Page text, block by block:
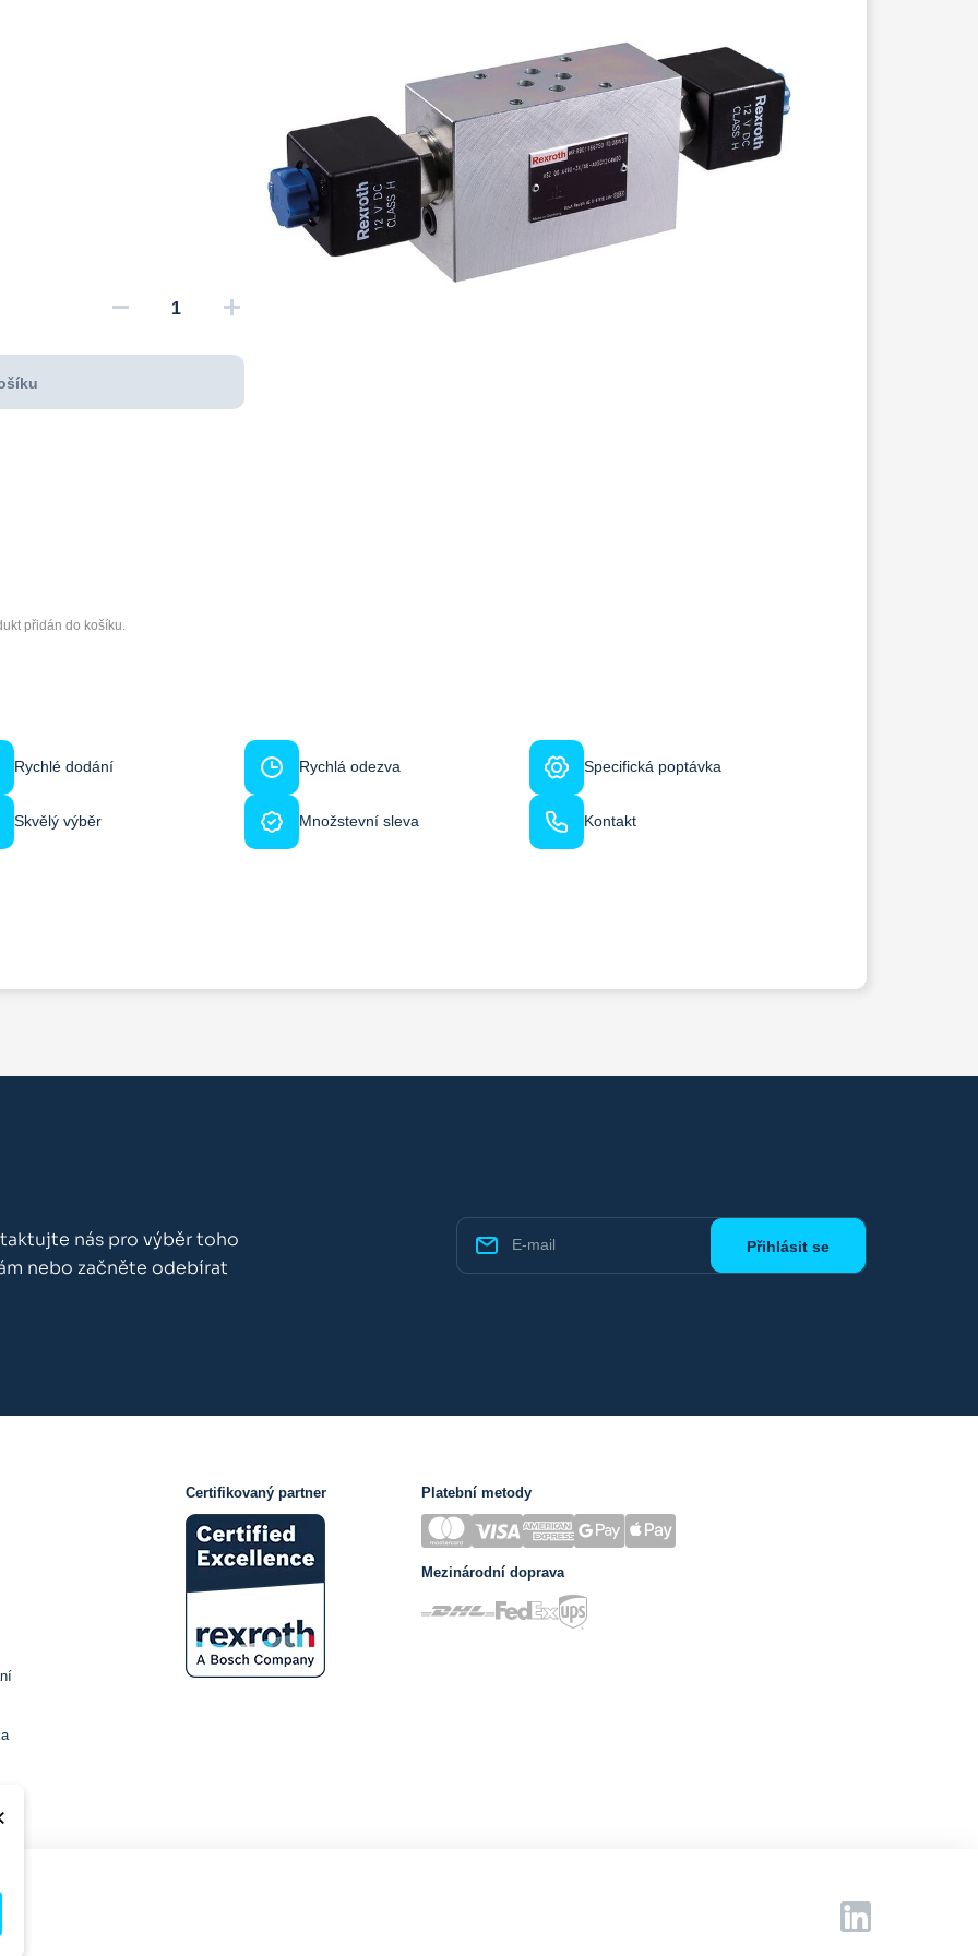
remove add
přidán do košíku.
Rychlé dodání Rychlá odezva Specifická poptávka
Skvělý výběr Množstevní sleva Kontakt
nás pro výběr toho
nebo začněte odebírat
Certifikovaný partner Platební metody
Mezinárodní doprava